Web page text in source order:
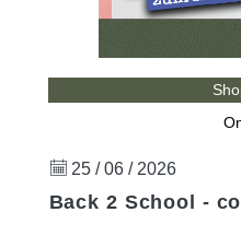
25 / 06 / 2026
Back 2 School -